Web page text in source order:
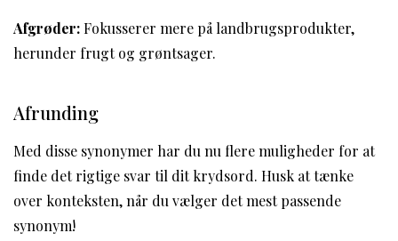
Afgrøder:Fokusserer mere på landbrugsprodukter,
herunder frugt og grøntsager.
Afrunding
Med disse synonymer har du nu flere muligheder for at
finde det rigtige svar til dit krydsord. Husk at tænke
over konteksten, når du vælger det mest passende
synonym!